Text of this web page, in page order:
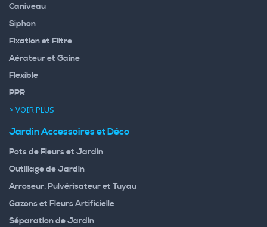
Caniveau
Siphon
Fixation et Filtre
Aérateur et Gaine
Flexible
PPR
> VOIR PLUS
Jardin Accessoires et Déco
Pots de Fleurs et Jardin
Outillage de Jardin
Arroseur, Pulvérisateur et Tuyau
Gazons et Fleurs Artificielle
Séparation de Jardin